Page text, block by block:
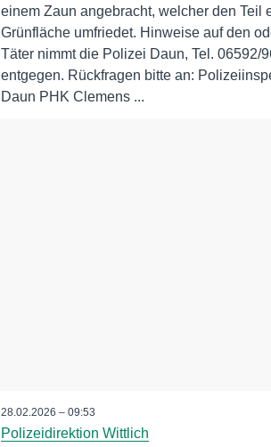
einem Zaun angebracht, welcher den Teil
Grünfläche umfriedet. Hinweise auf den
Täter nimmt die Polizei Daun, Tel. 06592/
entgegen. Rückfragen bitte an:
Daun PHK Clemens ...
28.02.2026 – 09:53
Polizeidirektion Wittlich